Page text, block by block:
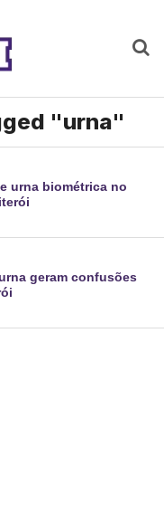
"urna"
urna biométrica no
geram confusões